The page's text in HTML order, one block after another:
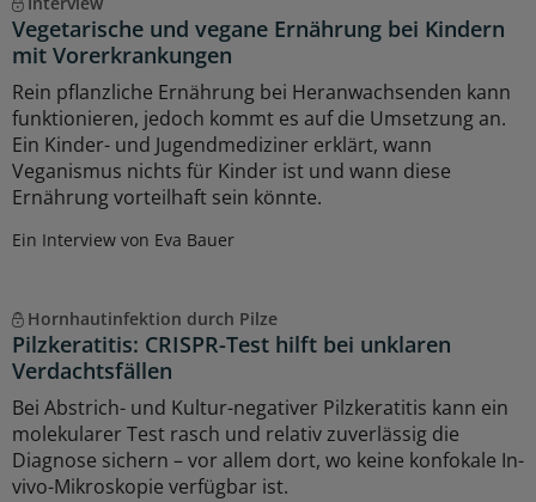
Vegetarische und vegane Ernährung bei Kindern
mit Vorerkrankungen
Rein pflanzliche Ernährung bei Heranwachsenden kann
funktionieren, jedoch kommt es auf die Umsetzung an.
Ein Kinder- und Jugendmediziner erklärt, wann
Veganismus nichts für Kinder ist und wann diese
Ernährung vorteilhaft sein könnte.
Ein Interview von Eva Bauer
Hornhautinfektion durch Pilze
Pilzkeratitis: CRISPR-Test hilft bei unklaren
Verdachtsfällen
Bei Abstrich- und Kultur-negativer Pilzkeratitis kann ein
molekularer Test rasch und relativ zuverlässig die
Diagnose sichern – vor allem dort, wo keine konfokale In-
vivo-Mikroskopie verfügbar ist.